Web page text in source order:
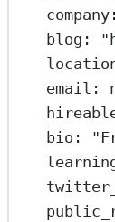
company
blog :
email :
bio :